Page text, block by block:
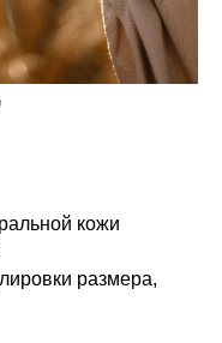
кожи
размера,